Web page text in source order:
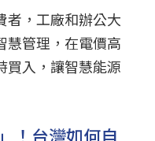
者，工廠和辦公大
慧管理，在電價高
買入，讓智慧能源
！台灣如何自